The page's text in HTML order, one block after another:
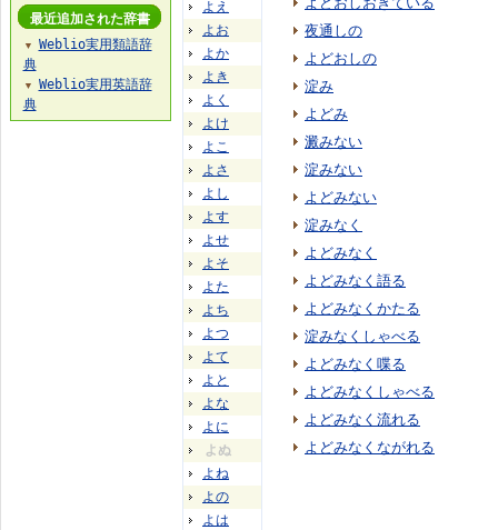
よえ
よお
よか
よき
よく
よけ
よこ
よさ
よし
よす
よせ
よそ
よた
よち
よつ
よて
よと
よな
よに
よぬ
よね
よの
よは
夜通しの
よどおしの
淀み
よどみ
澱みない
淀みない
よどみない
淀みなく
よどみなく
よどみなく語る
よどみなくかたる
淀みなくしゃべる
よどみなく喋る
よどみなくしゃべる
よどみなく流れる
よどみなくながれる
最近追加された辞書
▼
Weblio実用類語辞
典
▼
Weblio実用英語辞
典